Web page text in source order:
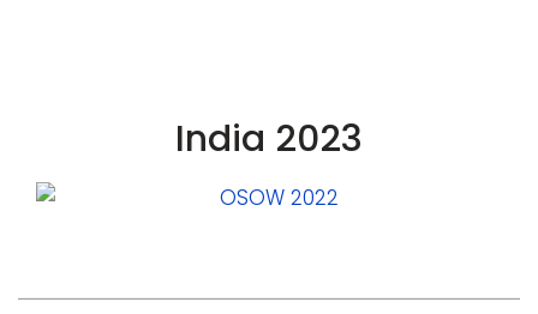
India 2023